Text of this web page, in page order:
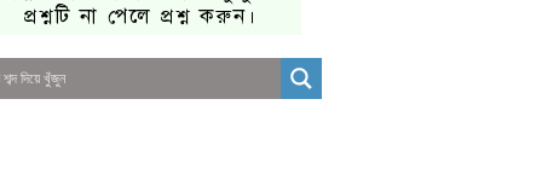
প্রশ্নটি না পেলে প্রশ্ন করুন।